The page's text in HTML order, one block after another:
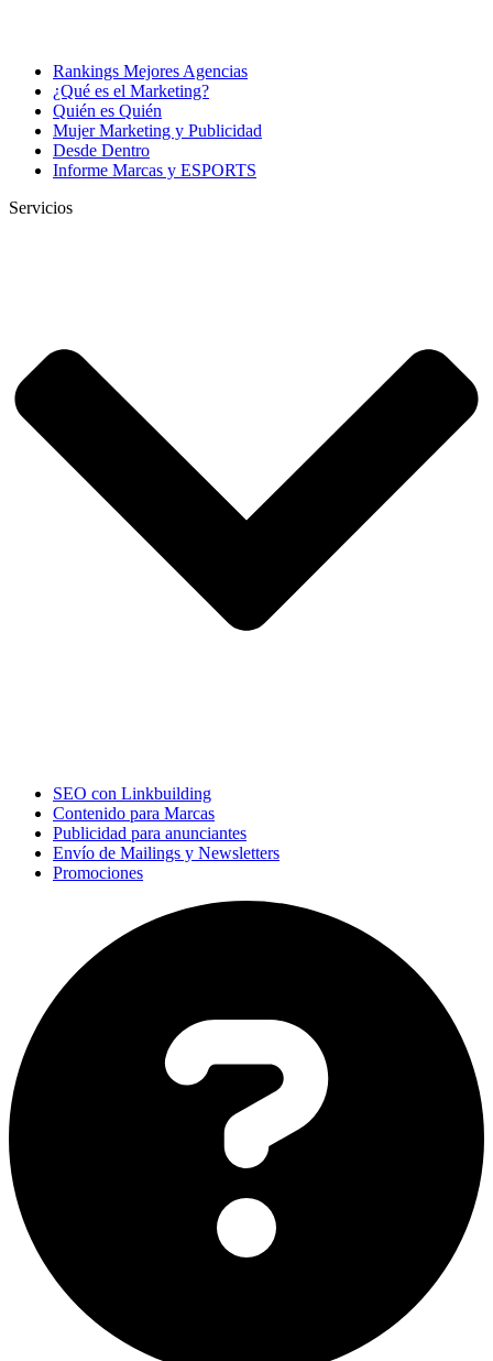
Rankings Mejores Agencias
¿Qué es el Marketing?
Quién es Quién
Mujer Marketing y Publicidad
Desde Dentro
Informe Marcas y ESPORTS
Servicios
SEO con Linkbuilding
Contenido para Marcas
Publicidad para anunciantes
Envío de Mailings y Newsletters
Promociones